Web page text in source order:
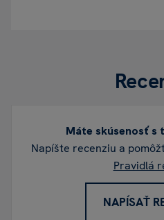
Máte skúsenosť s
Napíšte recenziu a
Pravidlá
NAPÍSAŤ